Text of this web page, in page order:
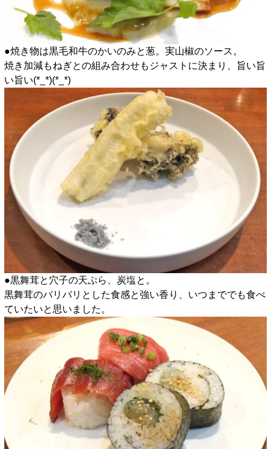
●焼き物は黒毛和牛のかいのみと葱。実山椒のソース。
焼き加減もねぎとの組み合わせもジャストに決まり、旨い旨
い旨い(*_*)(*_*)
●黒舞茸と穴子の天ぷら、炭塩と。
黒舞茸のバリバリとした食感と強い香り、いつまででも食べ
ていたいと思いました。